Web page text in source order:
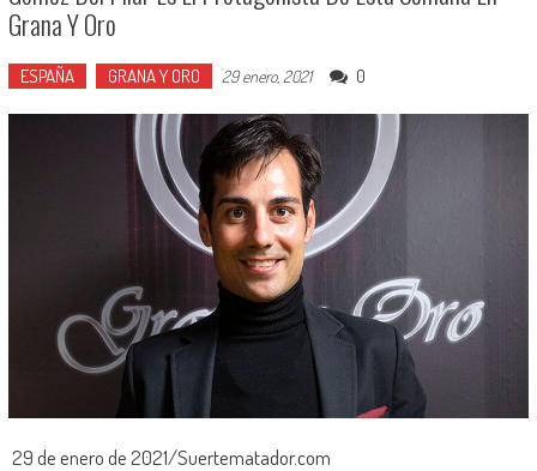
Grana Y Oro
ESPAÑA GRANA Y ORO 29 enero, 2021 0
29 de enero de 2021/Suertematador.com